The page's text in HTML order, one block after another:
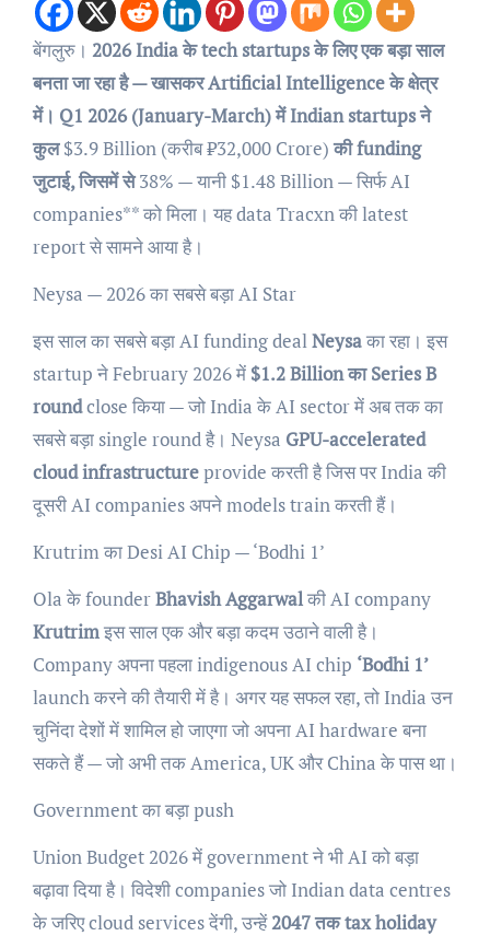
बेंगलुरु। 2026 India के tech startups के लिए एक बड़ा साल
बनता जा रहा है — खासकर Artificial Intelligence के क्षेत्र
में। Q1 2026 (January-March) में Indian startups ने
कुल$3.9 Billion (करीब ₹32,000 Crore)की funding
जुटाई, जिसमें से38% — यानी $1.48 Billion — सिर्फ AI
companies** को मिला। यह data Tracxn की latest
report से सामने आया है।
Neysa — 2026 का सबसे बड़ा AI Star
इस साल का सबसे बड़ा AI funding dealNeysaका रहा। इस
startup ने February 2026 में $1.2 Billion का Series B
roundclose किया — जो India के AI sector में अब तक का
सबसे बड़ा single round है। Neysa GPU-accelerated
cloud infrastructureprovide करती है जिस पर India की
दूसरी AI companies अपने models train करती हैं।
Krutrim का Desi AI Chip — ‘Bodhi 1’
Ola के founderBhavish Aggarwalकी AI company
Krutrimइस साल एक और बड़ा कदम उठाने वाली है।
Company अपना पहला indigenous AI chip ‘Bodhi 1’
launch करने की तैयारी में है। अगर यह सफल रहा, तो India उन
चुनिंदा देशों में शामिल हो जाएगा जो अपना AI hardware बना
सकते हैं — जो अभी तक America, UK और China के पास था।
Government का बड़ा push
Union Budget 2026 में government ने भी AI को बड़ा
बढ़ावा दिया है। विदेशी companies जो Indian data centres
के जरिए cloud services देंगी, उन्हें2047 तक tax holiday